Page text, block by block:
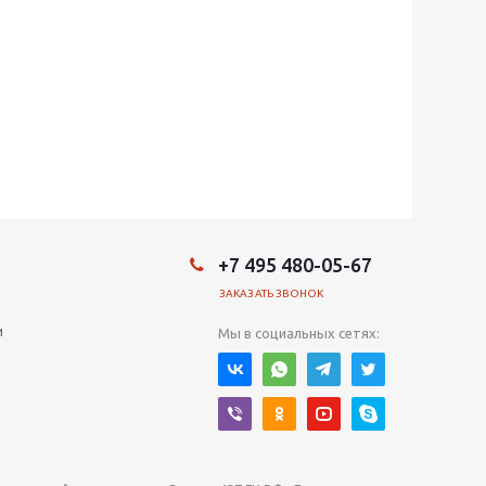
+7 495 480-05-67
ЗАКАЗАТЬ ЗВОНОК
Мы в социальных сетях: